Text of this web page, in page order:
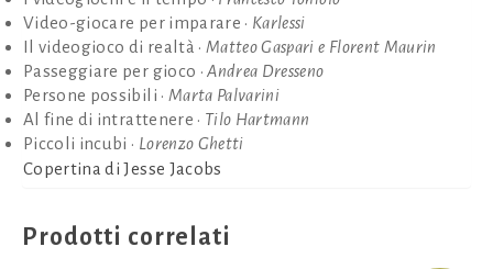
Video-giocare per imparare • Karlessi
Il videogioco di realtà • Matteo Gaspari e Florent Maurin
Passeggiare per gioco •Andrea Dresseno
Persone possibili • Marta Palvarini
Al fine di intrattenere • Tilo Hartmann
Piccoli incubi • Lorenzo Ghetti
Copertina di Jesse Jacobs
Prodotti correlati